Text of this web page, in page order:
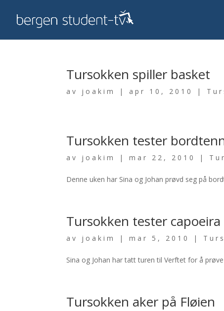
Tursokken spiller basket
av joakim | apr 10, 2010 |
Tursokken tester
av joakim |mar 22, 2010 |
Denne uken har Sina og Johan prøvd seg på
Tursokken tester capoeira
av joakim |mar 5, 2010 |
Sina og Johan har tatt turen til Verftet for å
Tursokken aker på Fløien